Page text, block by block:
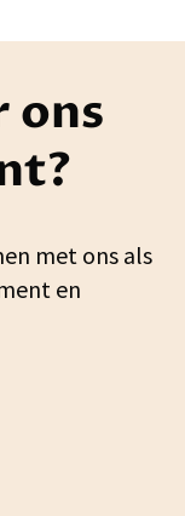
ons
met ons als
en